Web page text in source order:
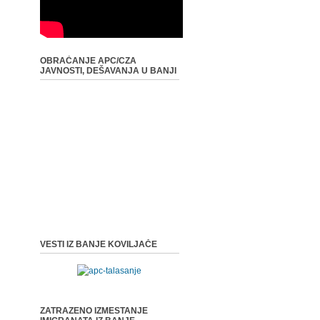
OBRAĆANJE APC/CZA
JAVNOSTI, DEŠAVANJA U BANJI
VESTI IZ BANJE KOVILJAČE
ZATRAZENO IZMESTANJE